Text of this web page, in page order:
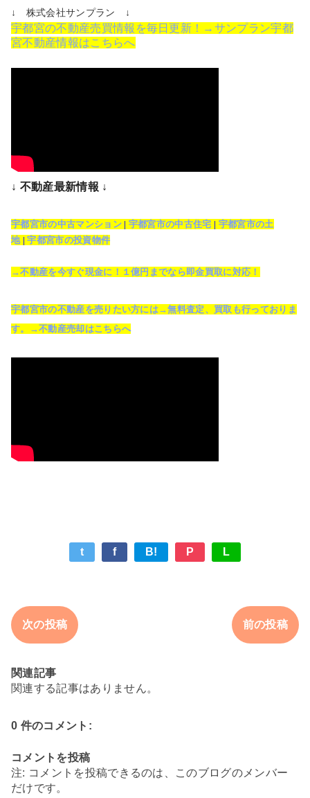
↓ 株式会社サンプラン ↓
宇都宮の不動産売買情報を毎日更新！→サンプラン宇都
宮不動産情報はこちらへ
↓ 不動産最新情報 ↓
宇都宮市の中古マンション| 宇都宮市の中古住宅 | 宇都宮市の土
地|宇都宮市の投資物件
→不動産を今すぐ現金に！１億円までなら即金買取に対応！
宇都宮市の不動産を売りたい方には→無料査定、買取も行っておりま
す。→不動産売却はこちらへ
t f B! P L
次の投稿 前の投稿
関連記事
関連する記事はありません。
0 件のコメント:
コメントを投稿
注: コメントを投稿できるのは、このブログのメンバー
だけです。